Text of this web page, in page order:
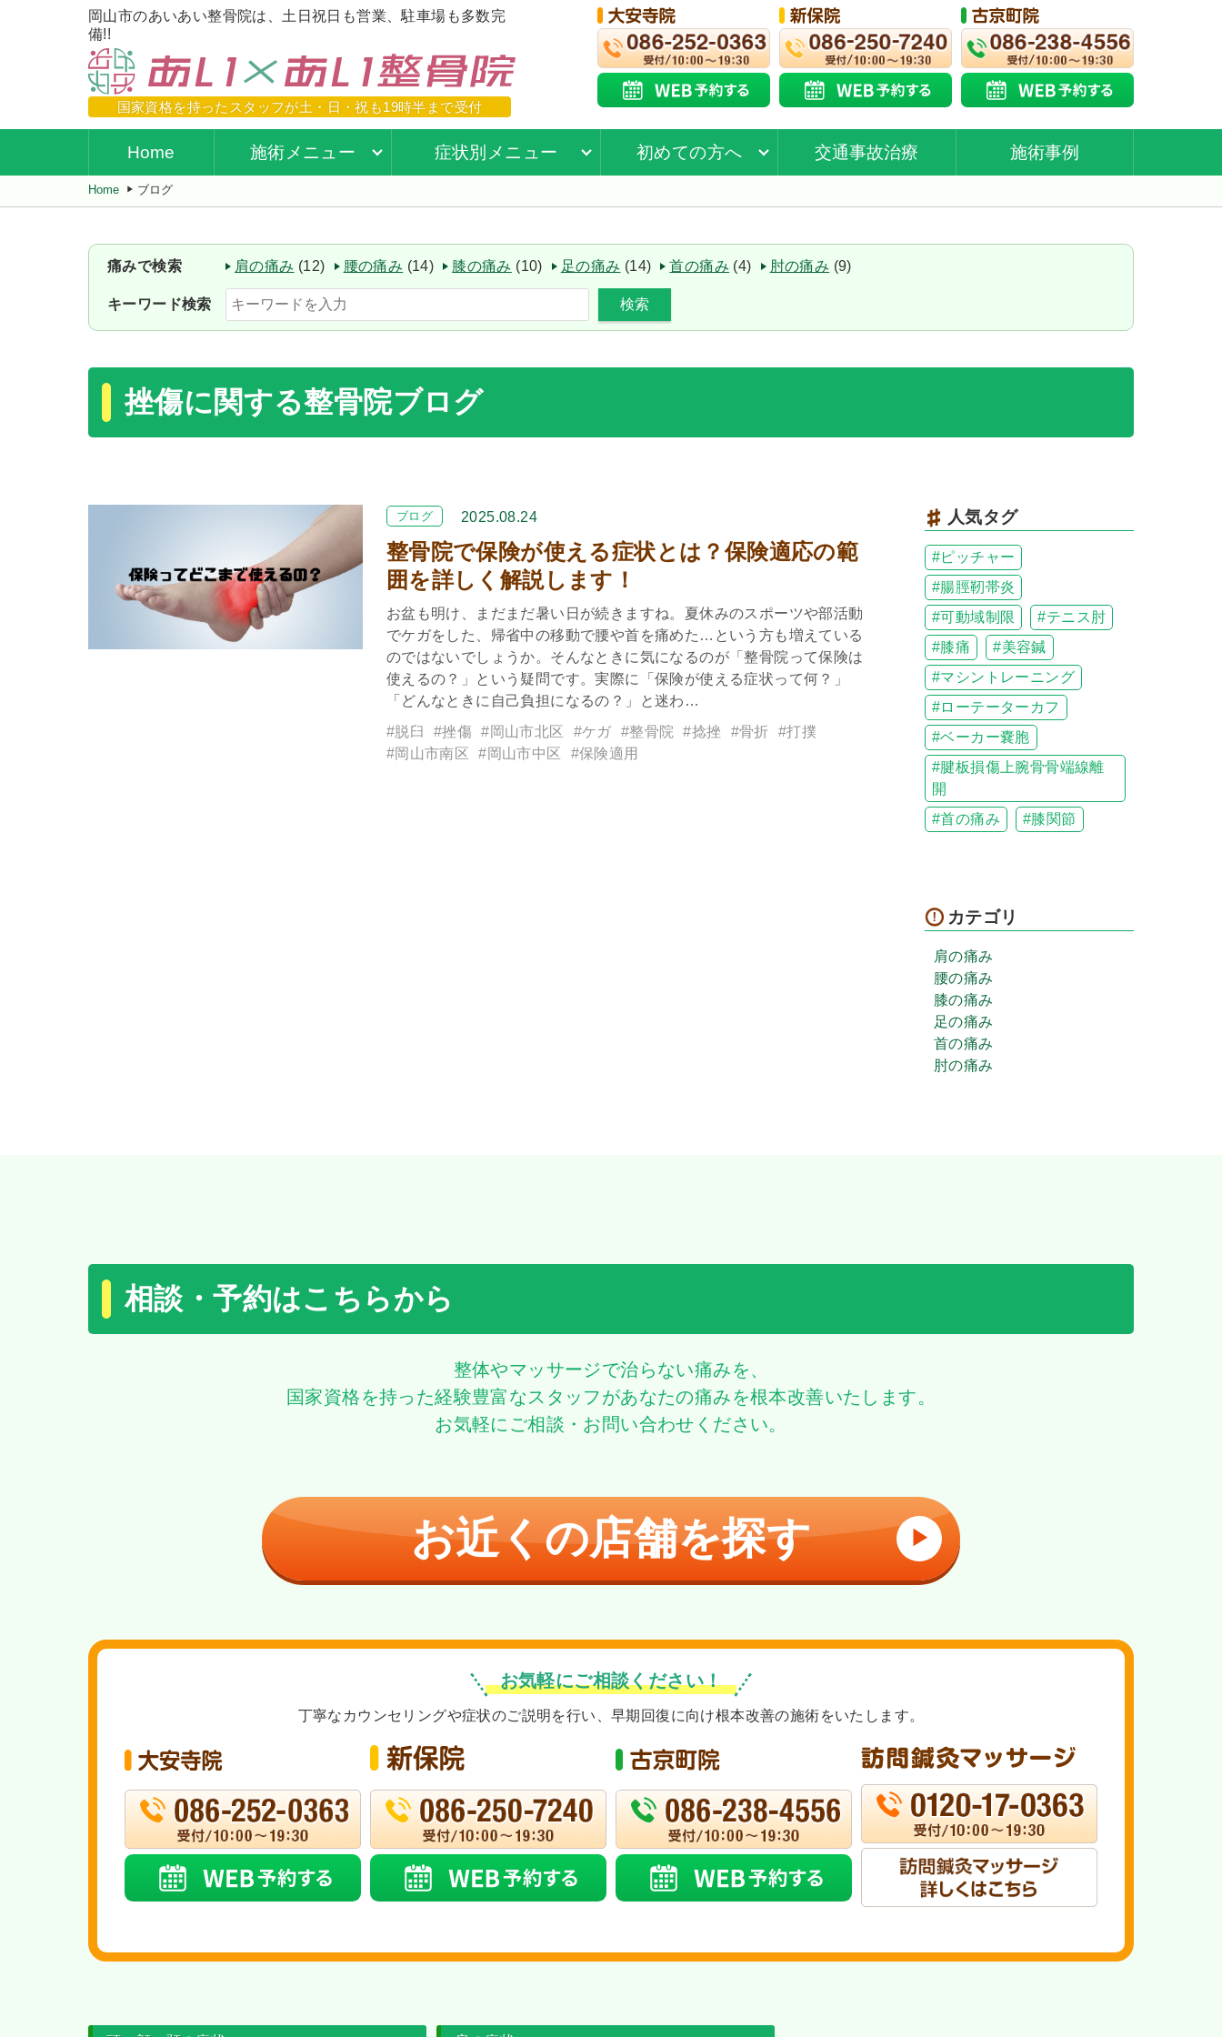
岡山市のあいあい整骨院は、土日祝日も営業、駐車場も多数完
備!!
国家資格を持ったスタッフが土・日・祝も19時半まで受付
Home 施術メニュー 症状別メニュー 初めての方へ 交通事故治療 施術事例
Home ブログ
痛みで検索 肩の痛み (12) 腰の痛み (14) 膝の痛み (10) 足の痛み (14) 首の痛み (4) 肘の痛み (9)
キーワード検索 検索
挫傷に関する整骨院ブログ
ブログ 2025.08.24
整骨院で保険が使える症状とは？保険適応の範
囲を詳しく解説します！
お盆も明け、まだまだ暑い日が続きますね。夏休みのスポーツや部活動
でケガをした、帰省中の移動で腰や首を痛めた…という方も増えている
のではないでしょうか。そんなときに気になるのが「整骨院って保険は
使えるの？」という疑問です。実際に「保険が使える症状って何？」
「どんなときに自己負担になるの？」と迷わ…
#脱臼
#挫傷 #岡山市北区 #ケガ #整骨院 #捻挫 #骨折
#打撲
#岡山市南区
#岡山市中区 #保険適用
人気タグ
ピッチャー
腸脛靭帯炎
可動域制限
テニス肘
膝痛
美容鍼
マシントレーニング
ローテーターカフ
ベーカー嚢胞
腱板損傷上腕骨骨端線離
開
首の痛み
膝関節
カテゴリ
肩の痛み
腰の痛み
膝の痛み
足の痛み
首の痛み
肘の痛み
相談・予約はこちらから
整体やマッサージで治らない痛みを、
国家資格を持った経験豊富なスタッフがあなたの痛みを根本改善いたします。
お気軽にご相談・お問い合わせください。
お近くの店舗を探す ▶
お気軽にご相談ください！
丁寧なカウンセリングや症状のご説明を行い、早期回復に向け根本改善の施術をいたします。